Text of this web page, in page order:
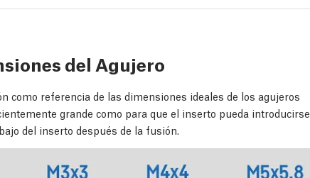
del Agujero
como referencia de las dimensiones ideales de los agujeros
grande como para que el inserto pueda introducirse
del inserto después de la fusión.